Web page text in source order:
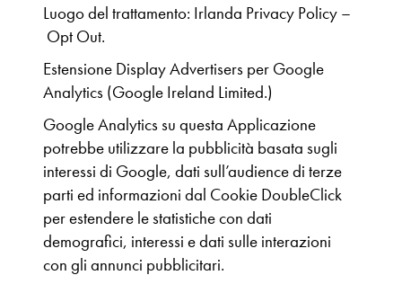
Luogo del trattamento: Irlanda Privacy Policy –
Opt Out.
Estensione Display Advertisers per Google
Analytics (Google Ireland Limited.)
Google Analytics su questa Applicazione
potrebbe utilizzare la pubblicità basata sugli
interessi di Google, dati sull’audience di terze
parti ed informazioni dal Cookie DoubleClick
per estendere le statistiche con dati
demografici, interessi e dati sulle interazioni
con gli annunci pubblicitari.